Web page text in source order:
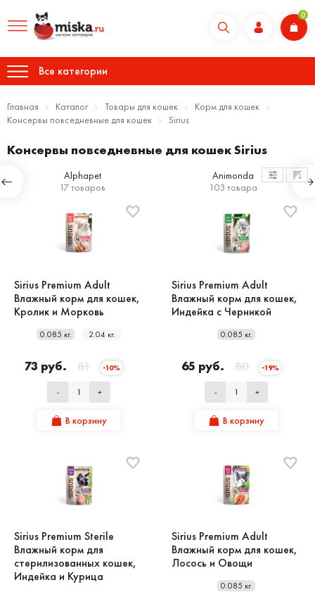
0
Все категории
Главная Каталог Товары для кошек
Корм для кошек
Консервы повседневные для кошек
Sirius
Консервы повседневные для кошек Sirius
Alphapet
17 товаров
Animonda
103 товара
Sirius Premium Adult
Влажный корм для кошек,
Кролик и Морковь
0.085 кг. 2.04 кг.
73 руб. 81 -10%
- +
В корзину
Sirius Premium Adult
Влажный корм для кошек,
Индейка с Черникой
0.085 кг.
65 руб. 80 -19%
- +
В корзину
Sirius Premium Sterile
Влажный корм для
стерилизованных кошек,
Индейка и Курица
Sirius Premium Adult
Влажный корм для кошек,
Лосось и Овощи
0.085 кг.